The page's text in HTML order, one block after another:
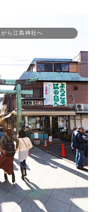
ら江島神社へ